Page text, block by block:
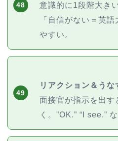
48
意識的に1段階大き
「自信がない＝英
やすい。
49
リアクション＆うな
面接官が指示を出す
く。”OK.” “I see.”